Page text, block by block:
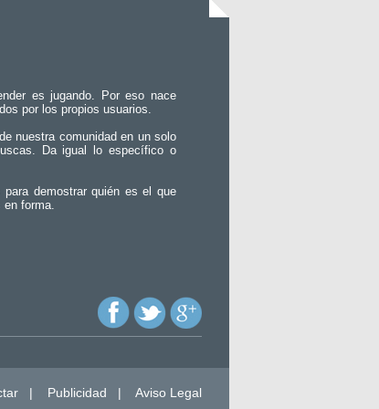
es jugando. Por eso nace
por los propios usuarios.
nuestra comunidad en un solo
Da igual lo específico o
demostrar quién es el que
en forma.
| Publicidad | Aviso Legal